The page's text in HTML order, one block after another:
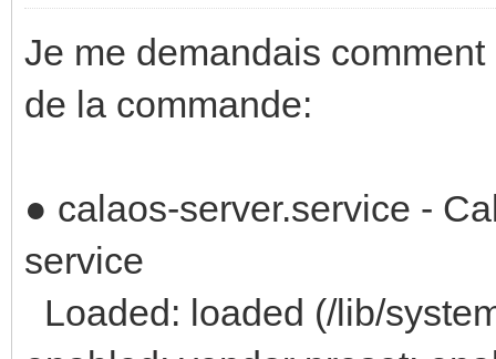
Je me demandais
de la commande:
● calaos-server.service -
service
Loaded: loaded (/lib/